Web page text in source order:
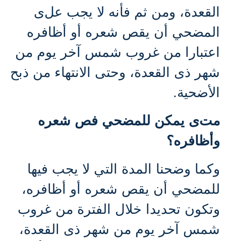
القعدة، ومن ثم فأنه لا يجب على
المضحي أن يقص شعره أو أظافره
اعتبارا من غروب شمس آخر يوم من
شهر ذى القعدة، وحتى الانتهاء من ذبح
الأضحية.
متى يمكن للمضحي فص شعره
وأظافره؟
وكما وضحنا المدة التي لا يجب فيها
للمضحي أن يقص شعره أو أظافره،
وتكون تحديدا خلال الفترة من غروب
شمس آخر يوم من شهر ذى القعدة،